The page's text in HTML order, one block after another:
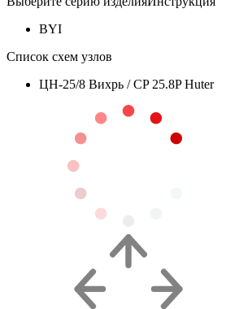
BYI
Список схем узлов
ЦН-25/8 Вихрь / СP 25.8P Huter